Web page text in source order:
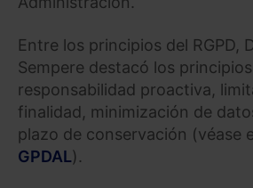
Entre los principios del RGPD,
Sempere destacó los
responsabilidad proactiva,
finalidad, minimización de
plazo de conservación (véase
GPDAL).